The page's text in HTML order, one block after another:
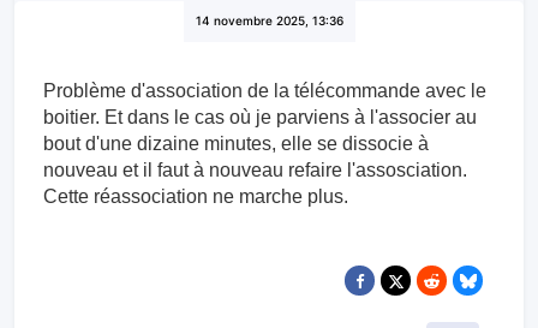
14 novembre 2025, 13:36
Problème d'association de la télécommande avec le
boitier. Et dans le cas où je parviens à l'associer au
bout d'une dizaine minutes, elle se dissocie à
nouveau et il faut à nouveau refaire l'assosciation.
Cette réassociation ne marche plus.